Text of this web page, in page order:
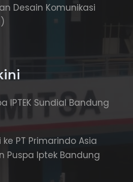
Desain Komunikasi
IPTEK Sundial Bandung
PT Primarindo Asia
Puspa Iptek Bandung